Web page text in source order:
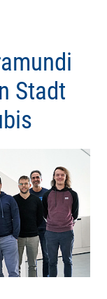
Stadt